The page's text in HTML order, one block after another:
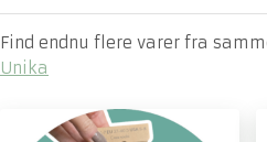
Find endnu flere varer fra
Unika